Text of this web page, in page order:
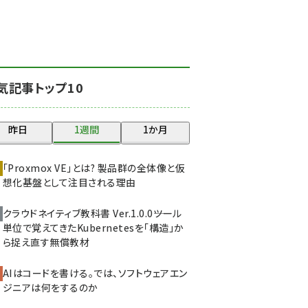
drupal (1940)
genai (1473)
ai crunch (1347)
記事トップ10
昨日 1週間 1か月
「Proxmox VE」とは? 製品群の全体像と仮
想化基盤として注目される理由
クラウドネイティブ教科書 Ver.1.0.0――ツール
単位で覚えてきたKubernetesを「構造」か
ら捉え直す無償教材
AIはコードを書ける。では、ソフトウェアエン
ジニアは何をするのか